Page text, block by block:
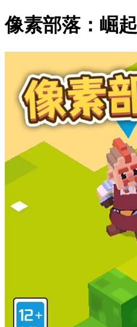
像素部落：崛起